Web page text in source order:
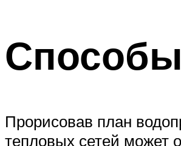
Прорисовав план
тепловых сетей может